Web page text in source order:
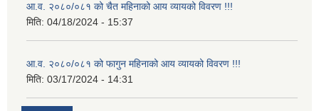
आ.व. २०८०/०८१ को चैत महिनाको आय व्यायको विवरण !!!
मिति: 04/18/2024 - 15:37
आ.व. २०८०/०८१ को फागुन महिनाको आय व्यायको विवरण !!!
मिति: 03/17/2024 - 14:31